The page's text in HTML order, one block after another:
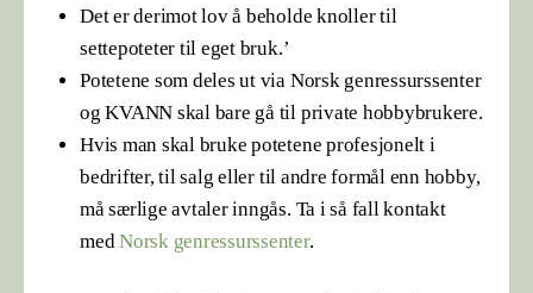
Det er derimot lov å beholde knoller til
settepoteter til eget bruk.’
Potetene som deles ut via Norsk genressurssenter
og KVANN skal bare gå til private hobbybrukere.
Hvis man skal bruke potetene profesjonelt i
bedrifter, til salg eller til andre formål enn hobby,
må særlige avtaler inngås. Ta i så fall kontakt
medNorsk genressurssenter.